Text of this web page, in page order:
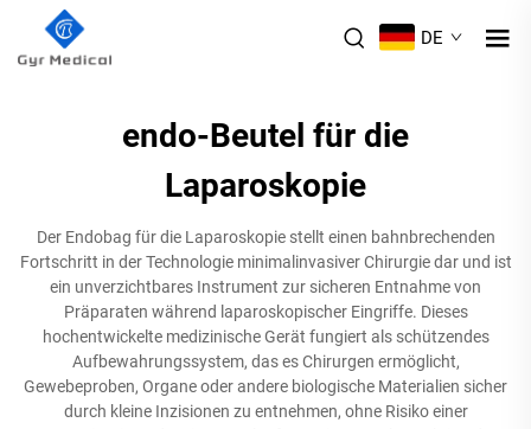
DE
endo-Beutel für die
Laparoskopie
Der Endobag für die Laparoskopie stellt einen bahnbrechenden
Fortschritt in der Technologie minimalinvasiver Chirurgie dar und ist
ein unverzichtbares Instrument zur sicheren Entnahme von
Präparaten während laparoskopischer Eingriffe. Dieses
hochentwickelte medizinische Gerät fungiert als schützendes
Aufbewahrungssystem, das es Chirurgen ermöglicht,
Gewebeproben, Organe oder andere biologische Materialien sicher
durch kleine Inzisionen zu entnehmen, ohne Risiko einer